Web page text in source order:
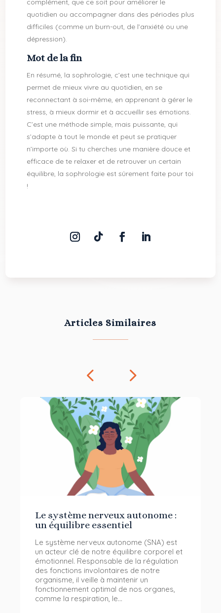
quotidien ou accompagner dans des périodes plus
difficiles (comme un burn-out, de l’anxiété ou une
dépression).
Mot de la fin
En résumé, la sophrologie, c’est une technique qui
permet de mieux vivre au quotidien, en se
reconnectant à soi-même, en apprenant à gérer le
stress, à mieux dormir et à accueillir ses émotions.
C’est une méthode simple, mais puissante, qui
s’adapte à tout le monde et peut se pratiquer
n’importe où. Si tu cherches une manière douce et
efficace de te relaxer et de retrouver un certain
équilibre, la sophrologie est sûrement faite pour toi
!
Articles Similaires
Le système nerveux autonome :
un équilibre essentiel
Le système nerveux autonome (SNA) est
un acteur clé de notre équilibre corporel et
émotionnel. Responsable de la régulation
des fonctions involontaires de notre
organisme, il veille à maintenir un
fonctionnement optimal de nos organes,
comme la respiration, le...